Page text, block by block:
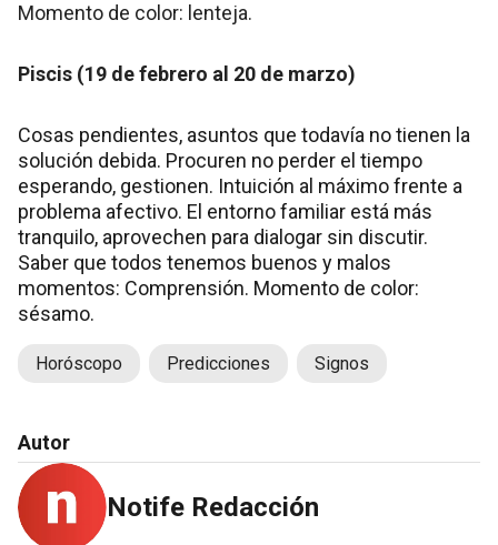
Momento de color: lenteja.
Piscis (19 de febrero al 20 de marzo)
Cosas pendientes, asuntos que todavía no tienen la
solución debida. Procuren no perder el tiempo
esperando, gestionen. Intuición al máximo frente a
problema afectivo. El entorno familiar está más
tranquilo, aprovechen para dialogar sin discutir.
Saber que todos tenemos buenos y malos
momentos: Comprensión. Momento de color:
sésamo.
Horóscopo Predicciones Signos
Autor
Notife Redacción